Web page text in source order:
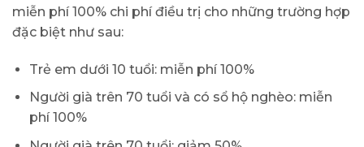
miễn phí 100% chi phí điều trị cho những trường hợp
đặc biệt như sau:
Trẻ em dưới 10 tuổi: miễn phí 100%
Người già trên 70 tuổi và có sổ hộ nghèo: miễn
phí 100%